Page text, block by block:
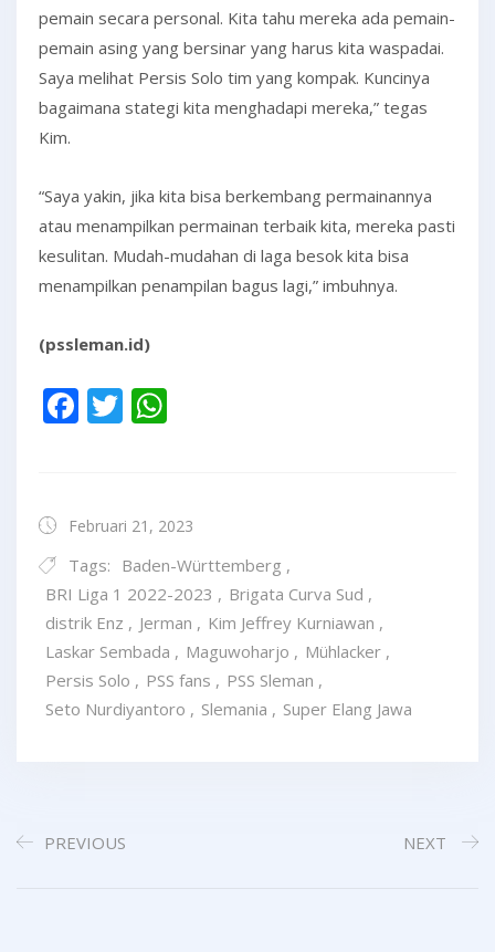
pemain secara personal. Kita tahu mereka ada pemain-
pemain asing yang bersinar yang harus kita waspadai.
Saya melihat Persis Solo tim yang kompak. Kuncinya
bagaimana stategi kita menghadapi mereka,” tegas
Kim.
“Saya yakin, jika kita bisa berkembang permainannya
atau menampilkan permainan terbaik kita, mereka pasti
kesulitan. Mudah-mudahan di laga besok kita bisa
menampilkan penampilan bagus lagi,” imbuhnya.
(pssleman.id)
Facebook
Twitter
Februari 21, 2023
Tags: Baden-Württemberg ,
BRI Liga 1 2022-2023 , Brigata Curva Sud ,
distrik Enz , Jerman , Kim Jeffrey Kurniawan ,
Laskar Sembada , Maguwoharjo , Mühlacker ,
Persis Solo , PSS fans , PSS Sleman ,
Seto Nurdiyantoro , Slemania , Super Elang Jawa
PREVIOUS NEXT